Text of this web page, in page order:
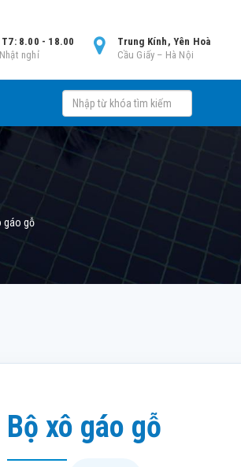
Trung Kính, Yên Hoà
Cầu Giấy – Hà Nội
8.00 - 18.00
nghỉ
gáo gỗ
Bộ xô gáo gỗ